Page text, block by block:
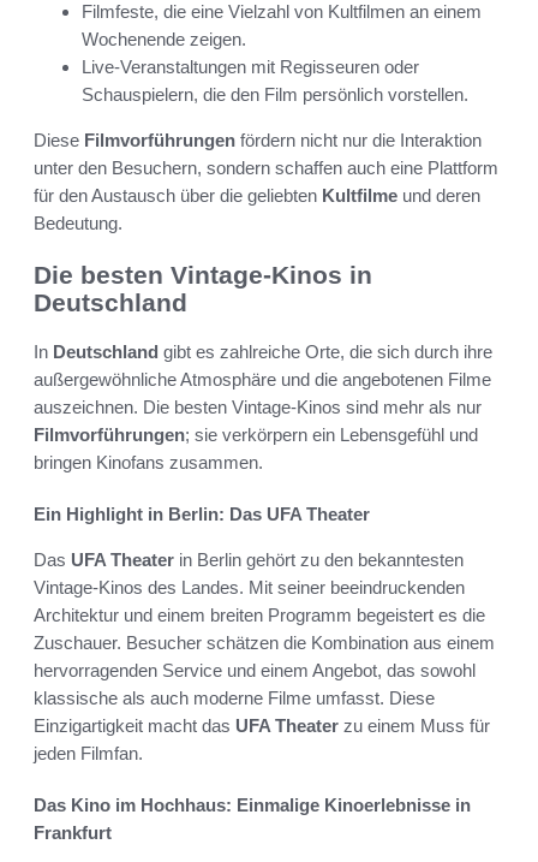
Filmfeste, die eine Vielzahl von Kultfilmen an einem
Wochenende zeigen.
Live-Veranstaltungen mit Regisseuren oder
Schauspielern, die den Film persönlich vorstellen.
Diese Filmvorführungen fördern nicht nur die Interaktion
unter den Besuchern, sondern schaffen auch eine Plattform
für den Austausch über die geliebten Kultfilme und deren
Bedeutung.
Die besten Vintage-Kinos in
Deutschland
In Deutschland gibt es zahlreiche Orte, die sich durch ihre
außergewöhnliche Atmosphäre und die angebotenen Filme
auszeichnen. Die besten Vintage-Kinos sind mehr als nur
Filmvorführungen; sie verkörpern ein Lebensgefühl und
bringen Kinofans zusammen.
Ein Highlight in Berlin: Das UFA Theater
Das UFA Theater in Berlin gehört zu den bekanntesten
Vintage-Kinos des Landes. Mit seiner beeindruckenden
Architektur und einem breiten Programm begeistert es die
Zuschauer. Besucher schätzen die Kombination aus einem
hervorragenden Service und einem Angebot, das sowohl
klassische als auch moderne Filme umfasst. Diese
Einzigartigkeit macht das UFA Theater zu einem Muss für
jeden Filmfan.
Das Kino im Hochhaus: Einmalige Kinoerlebnisse in
Frankfurt